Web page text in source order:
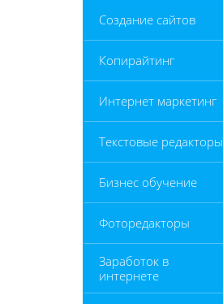
Создание сайтов
Копирайтинг
Интернет маркетинг
Текстовые редакторы
Бизнес обучение
Фоторедакторы
Заработок в
интернете